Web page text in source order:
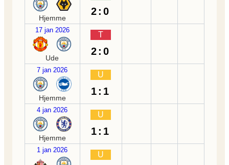
Hjemme
2:0
17 jan 2026
Ude
T
2:0
7 jan 2026
Hjemme
U
1:1
4 jan 2026
Hjemme
U
1:1
1 jan 2026
U